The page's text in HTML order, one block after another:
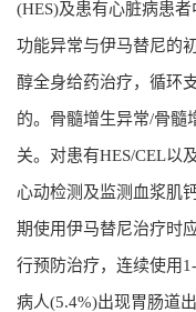
(HES)及患有心脏病患
功能异常与伊马替尼的
醇全身给药治疗，循环
的。骨髓增生异常/骨髓
关。对患有HES/CEL以
心动检测及监测血浆肌
期使用伊马替尼治疗时
行预防治疗，连续使用
病人(5.4%)出现胃肠道